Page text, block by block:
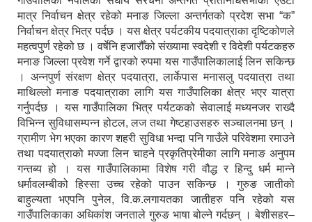
मात्र निर्वाचन क्षेत्र रहेको मनाङ जिल्ला अन्तर्गतको प्रदेश सभा “क”
निर्वाचन क्षेत्र भित्र पर्दछ । यस क्षेत्र पर्यटकीय पदयात्राका दृष्टिकोणले
महत्वपुर्ण रहेको छ । वर्षेनि हजारौँको संख्यामा स्वदेशी र विदेशी पर्यटकहरु
मनाङ जिल्ला प्रवेश गर्ने द्वारको रुपमा यस गाउँपालिकालाई लिन सकिन्छ
। अन्नपुर्ण संरक्षण क्षेत्र पदयात्रा, लार्केपास मनासलु पदयात्रा तथा
माथिल्लो मनाङ पदयात्राका लागि यस गाउँपालिका क्षेत्र भएर यात्रा
गर्नुपर्दछ । यस गाउँपालिका भित्र पर्यटकको सेवालाई मध्यनजर राख्दै
विभिन्न सुविधासम्पन्न होटल, लज तथा गेष्टहाउसहरु सञ्चालनमा छन् ।
ग्रामीण भेग भएका कारण शहरी सुविधा भन्दा पनि गाउँले परिवेशमा रमाउने
तथा पदयात्राको मज्जा लिन चाहने प्रकृतिप्रेमीका लागि मनाङ अनुपम
गन्तब्य हो । यस गाउँपालिकामा विशेष गरी वौद्ध र हिन्दु धर्म मान्ने
धर्मावलम्बीको हिस्सा उच्च रहेको पाउन सकिन्छ । गुरुङ जातीको
बाहुल्यता भएपनि पुनेल, वि.क.लगायतका जातीहरु पनि रहेको यस
गाउँपालिकाका अधिकांश जनताले गुरुङ भाषा बोल्ने गर्दछन् । बेशीसहर–